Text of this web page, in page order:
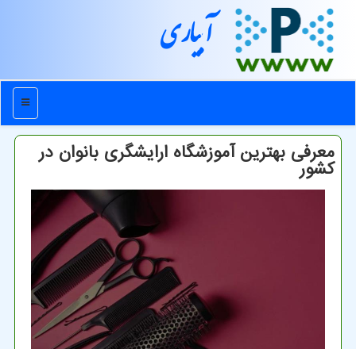
آبیاری
منو
معرفی بهترین آموزشگاه ارایشگری بانوان در
كشور